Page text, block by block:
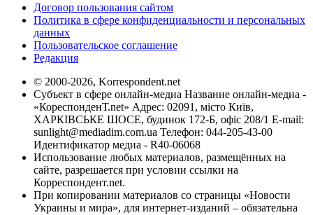
Договор пользования сайтом
Политика в сфере конфиденциальности и персональных
данных
Пользовательское соглашение
Редакция
© 2000-2026, Korrespondent.net
Субъект в сфере онлайн-медиа Название онлайн-медиа -
«КореспонденТ.net» Адрес: 02091, місто Київ,
ХАРКІВСЬКЕ ШОСЕ, будинок 172-Б, офіс 208/1 E-mail:
sunlight@mediadim.com.ua Телефон: 044-205-43-00
Идентификатор медиа - R40-06068
Использование любых материалов, размещённых на
сайте, разрешается при условии ссылки на
Корреспондент.net.
При копировании материалов со страницы «Новости
Украины и мира», для интернет-изданий – обязательна